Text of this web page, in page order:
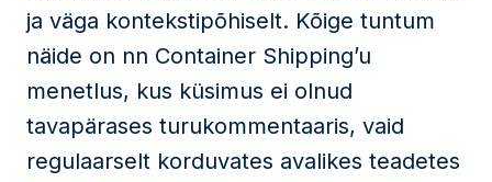
ja väga kontekstipõhiselt. Kõige tuntum
näide on nn Container Shipping’u
menetlus, kus küsimus ei olnud
tavapärases turukommentaaris, vaid
regulaarselt korduvates avalikes teadetes